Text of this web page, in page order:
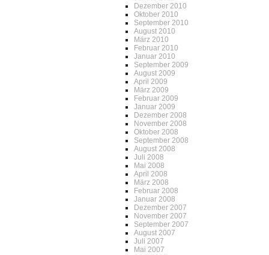
Dezember 2010
Oktober 2010
September 2010
August 2010
März 2010
Februar 2010
Januar 2010
September 2009
August 2009
April 2009
März 2009
Februar 2009
Januar 2009
Dezember 2008
November 2008
Oktober 2008
September 2008
August 2008
Juli 2008
Mai 2008
April 2008
März 2008
Februar 2008
Januar 2008
Dezember 2007
November 2007
September 2007
August 2007
Juli 2007
Mai 2007